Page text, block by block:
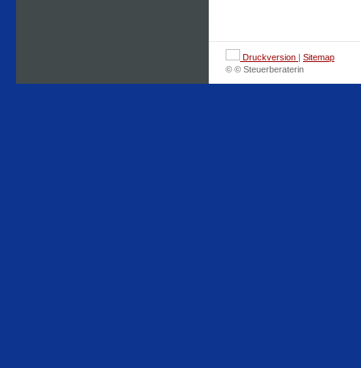
Druckversion | Sitemap
© © Steuerberaterin